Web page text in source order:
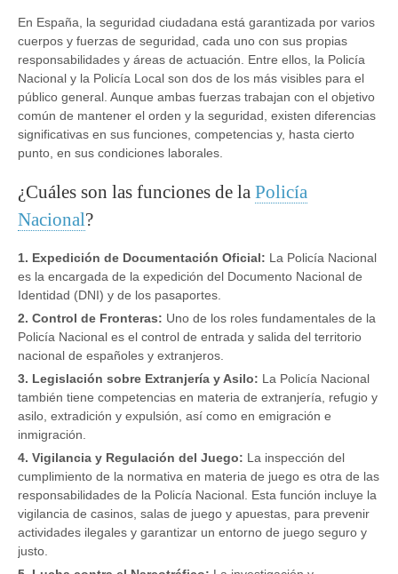
En España, la seguridad ciudadana está garantizada por varios
cuerpos y fuerzas de seguridad, cada uno con sus propias
responsabilidades y áreas de actuación. Entre ellos, la Policía
Nacional y la Policía Local son dos de los más visibles para el
público general. Aunque ambas fuerzas trabajan con el objetivo
común de mantener el orden y la seguridad, existen diferencias
significativas en sus funciones, competencias y, hasta cierto
punto, en sus condiciones laborales.
¿Cuáles son las funciones de la Policía
Nacional?
1. Expedición de Documentación Oficial: La Policía Nacional
es la encargada de la expedición del Documento Nacional de
Identidad (DNI) y de los pasaportes.
2. Control de Fronteras: Uno de los roles fundamentales de la
Policía Nacional es el control de entrada y salida del territorio
nacional de españoles y extranjeros.
3. Legislación sobre Extranjería y Asilo: La Policía Nacional
también tiene competencias en materia de extranjería, refugio y
asilo, extradición y expulsión, así como en emigración e
inmigración.
4. Vigilancia y Regulación del Juego: La inspección del
cumplimiento de la normativa en materia de juego es otra de las
responsabilidades de la Policía Nacional. Esta función incluye la
vigilancia de casinos, salas de juego y apuestas, para prevenir
actividades ilegales y garantizar un entorno de juego seguro y
justo.